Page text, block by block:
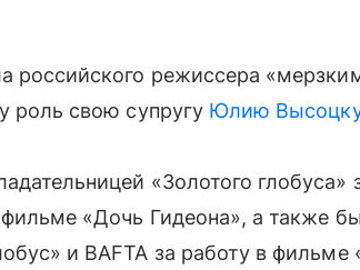
российского режиссера
роль свою супругу Юлию
«Золотого глобуса»
«Дочь Гидеона», а также
и BAFTA за работу в фильме